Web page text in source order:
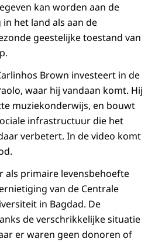
kan worden aan de
het land als aan de
geestelijke toestand van
Brown investeert in de
waar hij vandaan komt. Hij
muziekonderwijs, en bouwt
infrastructuur die het
verbetert. In de video komt
als primaire levensbehoefte
van de Centrale
in Bagdad. De
de verschrikkelijke situatie
er waren geen donoren of